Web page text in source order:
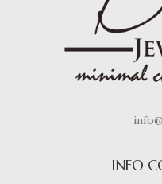
INFO